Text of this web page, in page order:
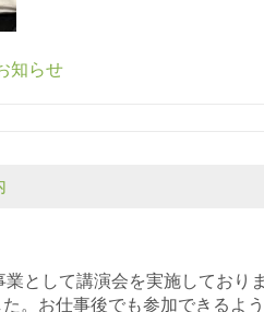
知らせ
として講演会を実施してお
。お仕事後でも参加できるよ